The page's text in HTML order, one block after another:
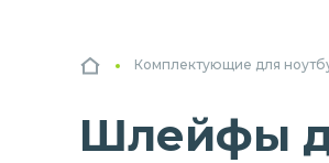
Комплектующие для
Шлейфы